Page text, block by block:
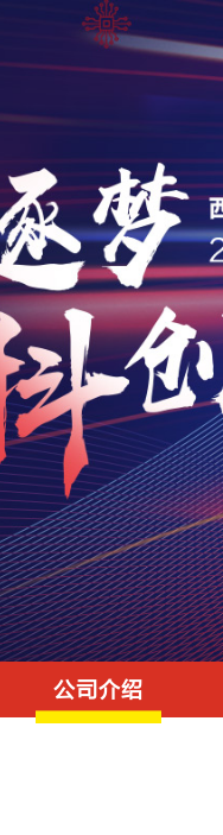
公司介绍